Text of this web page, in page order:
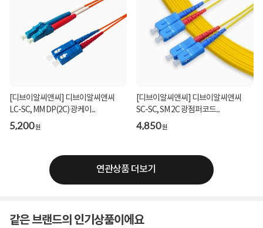
[디브이알씨앤씨] 디브이알씨앤씨
LC-SC, MM DP(2C) 광케이...
5,200원
[디브이알씨앤씨] 디브이알씨앤씨
SC-SC, SM 2C 광점퍼코드...
4,850원
연관상품 더보기
같은 브랜드의 인기상품이에요